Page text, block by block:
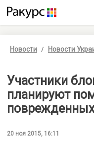
Новости Новости
Участники
планируют
20 ноя 2015, 16:11